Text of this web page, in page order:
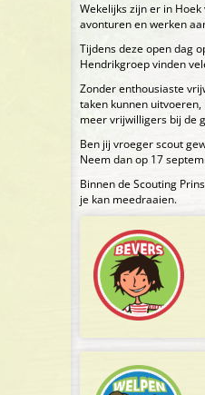
Wekelijks zijn er in
avonturen en werken
Tijdens deze open dag
Hendrikgroep vinden
Zonder enthousiaste
taken kunnen
meer vrijwilligers bij de
Ben jij vroeger scout
Neem dan op 17
Binnen de Scouting
je kan meedraaien.